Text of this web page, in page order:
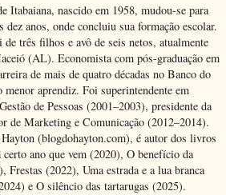
Itabaiana, nascido em 1958, mudou-se para
dez anos, onde concluiu sua formação escolar.
de três filhos e avô de seis netos, atualmente
(AL). Economista com pós-graduação em
de mais de quatro décadas no Banco do
aprendiz. Foi superintendente em
de Pessoas (2001–2003), presidente da
de Marketing e Comunicação (2012–2014).
(blogdohayton.com), é autor dos livros
ano que vem (2020), O benefício da
Frestas (2022), Uma estrada e a lua branca
e O silêncio das tartarugas (2025).